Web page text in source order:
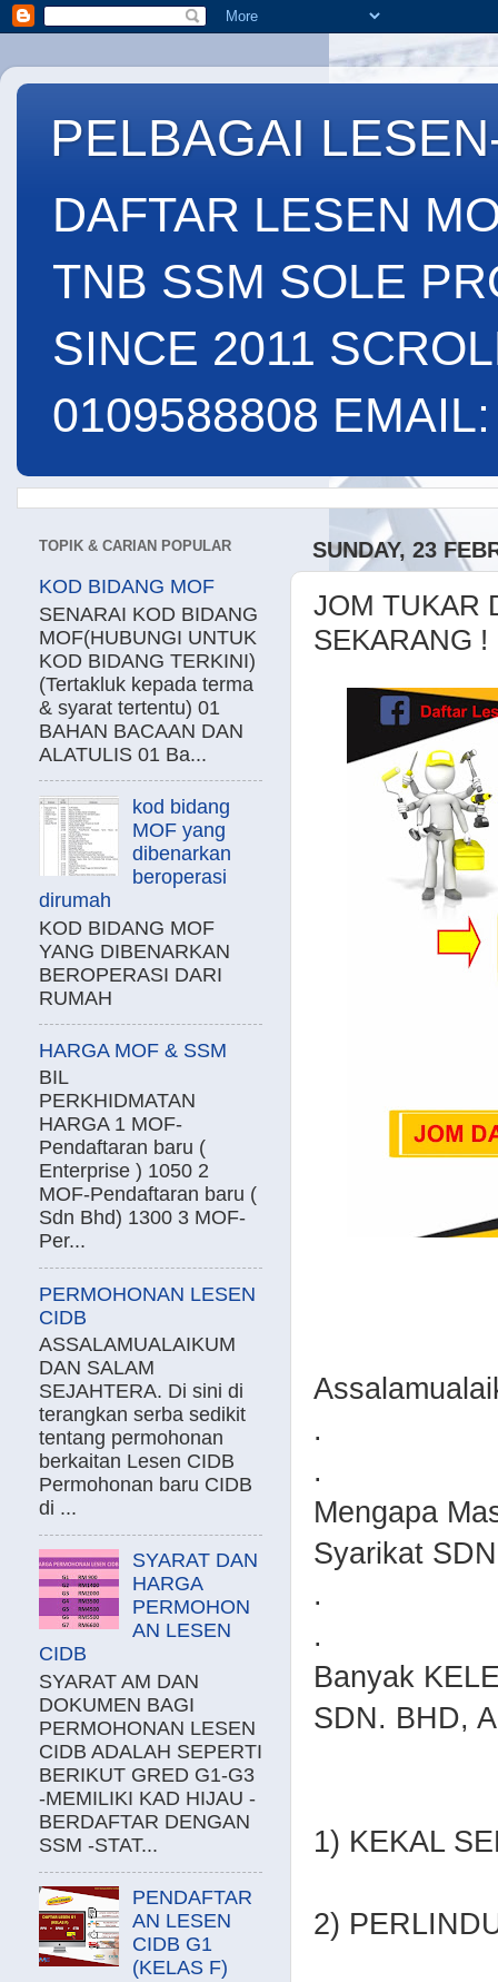
PELBAGAI
DAFTAR LESEN
TNB SSM SOLE
SINCE 2011
0109588808
SUNDAY, 23
JOM TUKAR
SEKARANG !
.
.
Mengapa
Syarikat
.
.
Banyak
SDN. BHD,
1) KEKAL
2)
TOPIK & CARIAN POPULAR
KOD BIDANG MOF
SENARAI KOD BIDANG
MOF(HUBUNGI UNTUK
KOD BIDANG TERKINI)
(Tertakluk kepada terma
& syarat tertentu) 01
BAHAN BACAAN DAN
ALATULIS 01 Ba...
kod bidang
MOF yang
dibenarkan
beroperasi
dirumah
KOD BIDANG MOF
YANG DIBENARKAN
BEROPERASI DARI
RUMAH
HARGA MOF & SSM
BIL
PERKHIDMATAN
HARGA 1 MOF-
Pendaftaran baru (
Enterprise ) 1050 2
MOF-Pendaftaran baru (
Sdn Bhd) 1300 3 MOF-
Per...
PERMOHONAN LESEN
CIDB
ASSALAMUALAIKUM
DAN SALAM
SEJAHTERA. Di sini di
terangkan serba sedikit
tentang permohonan
berkaitan Lesen CIDB
Permohonan baru CIDB
di ...
SYARAT DAN
HARGA
PERMOHON
AN LESEN
CIDB
SYARAT AM DAN
DOKUMEN BAGI
PERMOHONAN LESEN
CIDB ADALAH SEPERTI
BERIKUT GRED G1-G3
-MEMILIKI KAD HIJAU -
BERDAFTAR DENGAN
SSM -STAT...
PENDAFTAR
AN LESEN
CIDB G1
(KELAS F)